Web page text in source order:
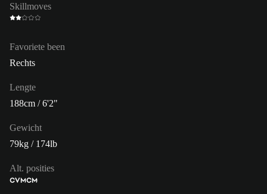
Skillmoves
Favoriete been
Rechts
Lengte
188cm / 6'2"
Gewicht
79kg / 174lb
Alt. posities
CVMCM